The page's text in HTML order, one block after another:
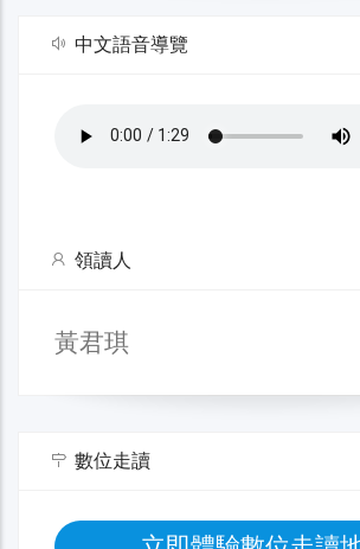
中文語音導覽
領讀人
黃君琪
數位走讀